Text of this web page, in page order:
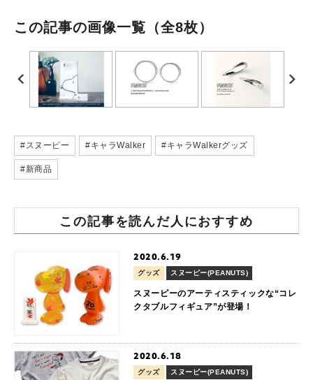
この記事の画像一覧 （全8枚）
#スヌーピー #キャラWalker #キャラWalkerグッズ
#新商品
この記事を読んだ人におすすめ
2020.6.19
グッズ スヌーピー(PEANUTS)
スヌーピーのアーティスティックな“コレ
クタブルフィギュア”が登場！
2020.6.18
グッズ スヌーピー(PEANUTS)